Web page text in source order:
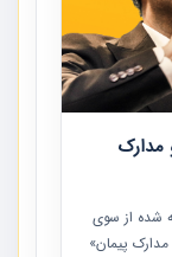
مدارک
شده از سوی
پیمان»